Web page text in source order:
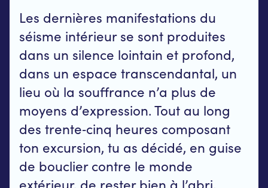
Les dernières manifestations du
séisme intérieur se sont produites
dans un silence lointain et profond,
dans un espace transcendantal, un
lieu où la souffrance n’a plus de
moyens d’expression. Tout au long
des trente‐cinq heures composant
ton excursion, tu as décidé, en guise
de bouclier contre le monde
extérieur, de rester bien à l’abri,